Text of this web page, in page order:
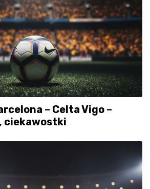
– Celta Vigo –
ciekawostki